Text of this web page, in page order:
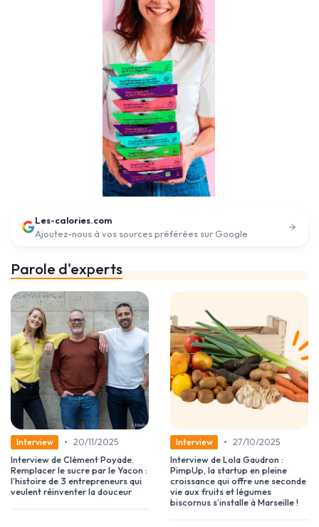
Les-calories.com
Ajoutez-nous à vos sources préférées sur Google
Parole d'experts
Interview • 20/11/2025
Interview de Clément Poyade.
Remplacer le sucre par le Yacon :
l’histoire de 3 entrepreneurs qui
veulent réinventer la douceur
Interview • 27/10/2025
Interview de Lola Gaudron :
PimpUp, la startup en pleine
croissance qui offre une seconde
vie aux fruits et légumes
biscornus s’installe à Marseille !